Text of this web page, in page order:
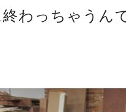
わっちゃうん